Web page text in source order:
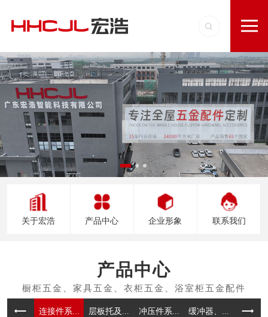
关于宏浩 产品中心 企业形象 联系我们
产品中心
连接件系... 层板托及... 冲压件系... 缓冲器、... 拉手